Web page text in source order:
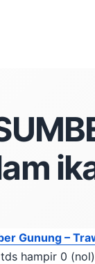
Gunung –
hampir 0 (nol)